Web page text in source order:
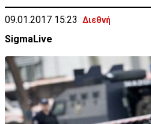
09.01.2017 15:23 Διεθνή
SigmaLive